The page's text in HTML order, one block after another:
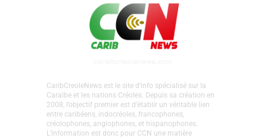
CaribCreoleNews est le site d’info spécialisé sur la
Caraïbe et les nations Créoles. Depuis sa création en
2008, l’objectif premier est d’établir un véritable lien
entre caribéens, indocréoles, francophones,
créolophones, anglophones, et hispanophones.
L’information est donc pour CCN une matière